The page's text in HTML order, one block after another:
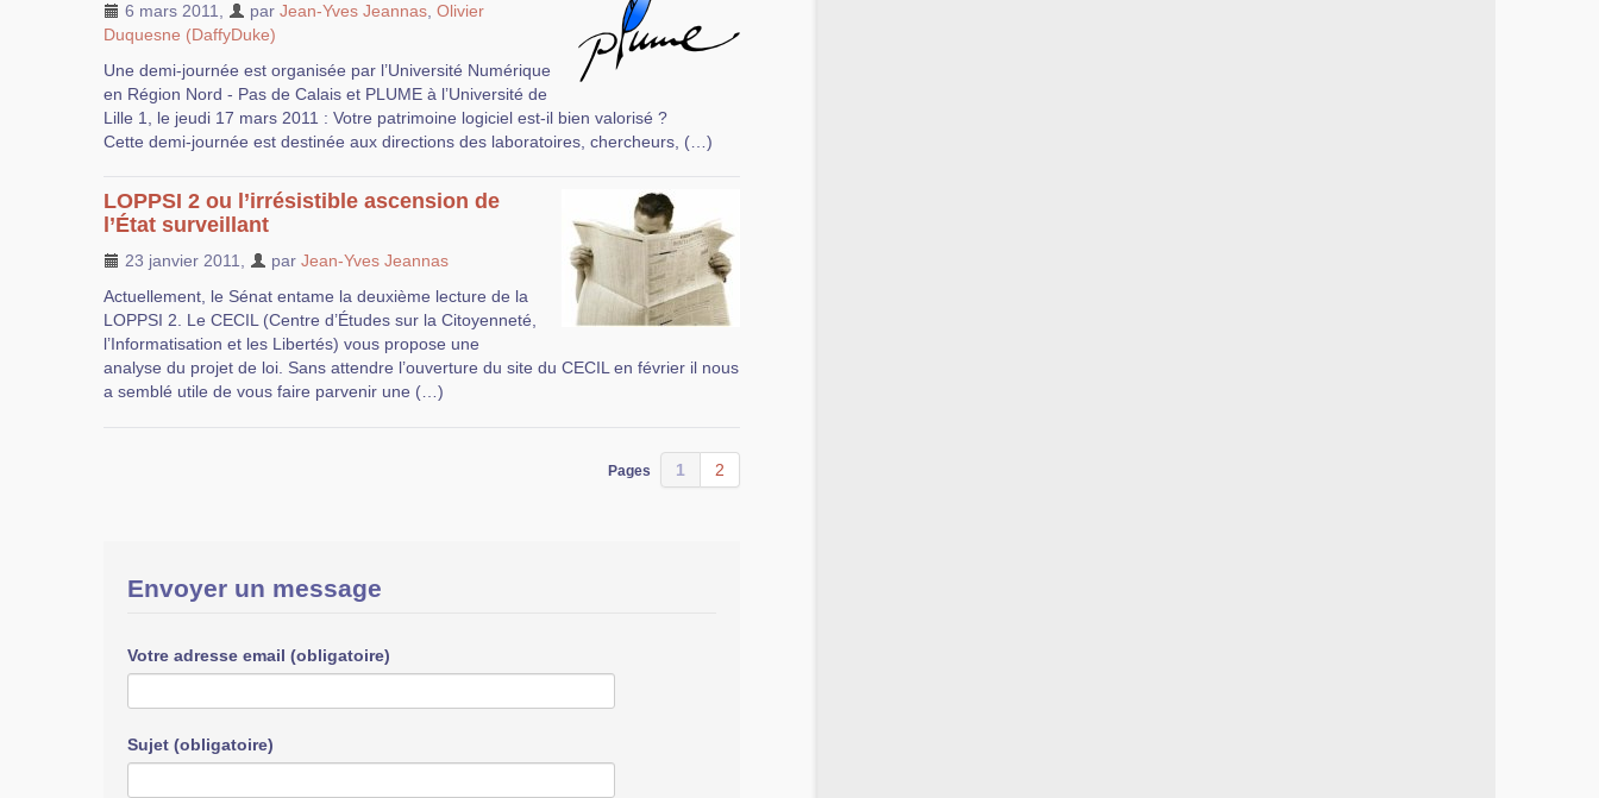
6 mars 2011 par Jean-Yves Jeannas Olivier
Duquesne (DaffyDuke)
Une demi-journée est organisée par l’Université Numérique
en Région Nord - Pas de Calais et PLUME à l’Université de
Lille 1, le jeudi 17 mars 2011 : Votre patrimoine logiciel est-il bien valorisé ?
Cette demi-journée est destinée aux directions des laboratoires, chercheurs, (…)
LOPPSI 2 ou l’irrésistible ascension de
l’État surveillant
23 janvier 2011 par Jean-Yves Jeannas
Actuellement, le Sénat entame la deuxième lecture de la
LOPPSI 2. Le CECIL (Centre d’Études sur la Citoyenneté,
l’Informatisation et les Libertés) vous propose une
analyse du projet de loi. Sans attendre l’ouverture du site du CECIL en février il nous
a semblé utile de vous faire parvenir une (…)
Pages 1 2
Envoyer un message
Votre adresse email (obligatoire)
Sujet (obligatoire)